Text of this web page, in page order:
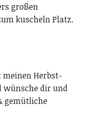
großen
kuscheln Platz.
Herbst-
wünsche dir und
gemütliche